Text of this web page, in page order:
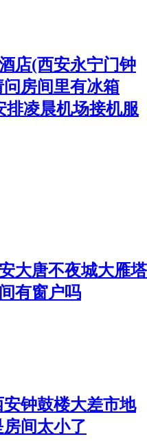
店(西安永宁门钟
房间里有冰箱
排凌晨机场接机服
大唐不夜城大雁塔
有窗户吗
钟鼓楼大差市地
间太小了